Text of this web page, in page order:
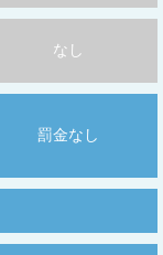
なし
罰金なし